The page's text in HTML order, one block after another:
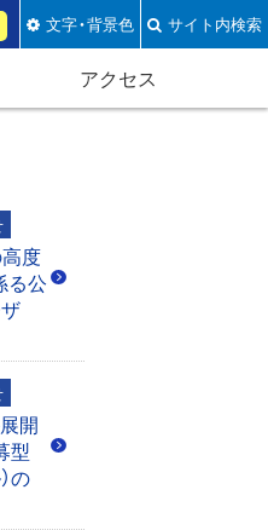
文字・背景色 サイト内検索
アクセス
度
る公
開
型
の